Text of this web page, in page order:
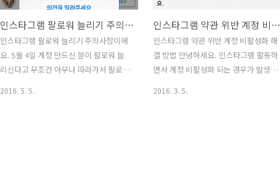
인스타그램 팔로워 늘리기 주의사항
인스타그램 팔로워 늘리기 주의사항이에
요. 5월 4일 계정 만드신 분이 팔로워 늘
리신다고 무조건 아무나 따라가서 팔로워
2016. 5. 5.
인스타그램 약관 위반 계정 비활성화 해결 방법
인스타그램 약관 위반 계정 비활성화 해
결 방법 안녕하세요. 인스타그램 활동하
면서 계정 비활성화 되는 경우가 발생합
2016. 3. 5.